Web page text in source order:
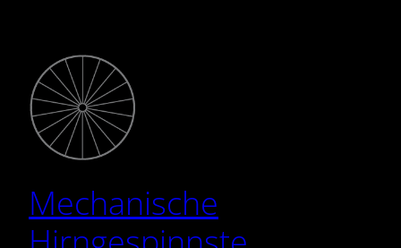
springen
Mechanische